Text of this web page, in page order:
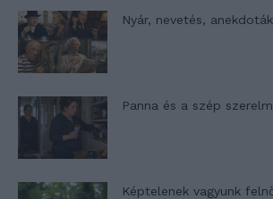
Nyár, nevetés, anekdoták
Panna és a szép
Képtelenek vagyunk